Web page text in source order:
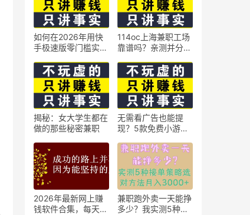
如何在2026年用快
手极速版零门槛实现
技巧
114oc上海兼职工场
靠谱吗？亲测并分享
揭秘：女大学生都在
做的那些秘密兼职
无需看广告也能提
现？5款免费小游戏
2026年最新网上赚
钱软件合集，每天免
兼职跑外卖一天能挣
多少？我实测5种接